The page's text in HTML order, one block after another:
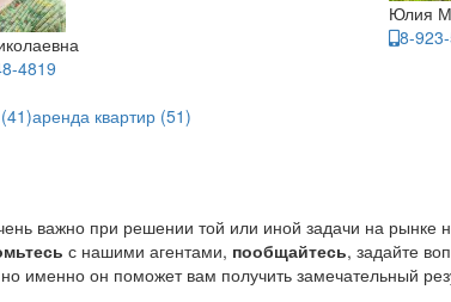
4819
Юлия
8-
аренда квартир (51)
важно при решении той или иной задачи на рынке
с нашими агентами, пообщайтесь, задайте
именно он поможет вам получить замечательный